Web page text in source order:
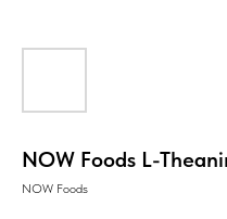
NOW Foods L-
NOW Foods